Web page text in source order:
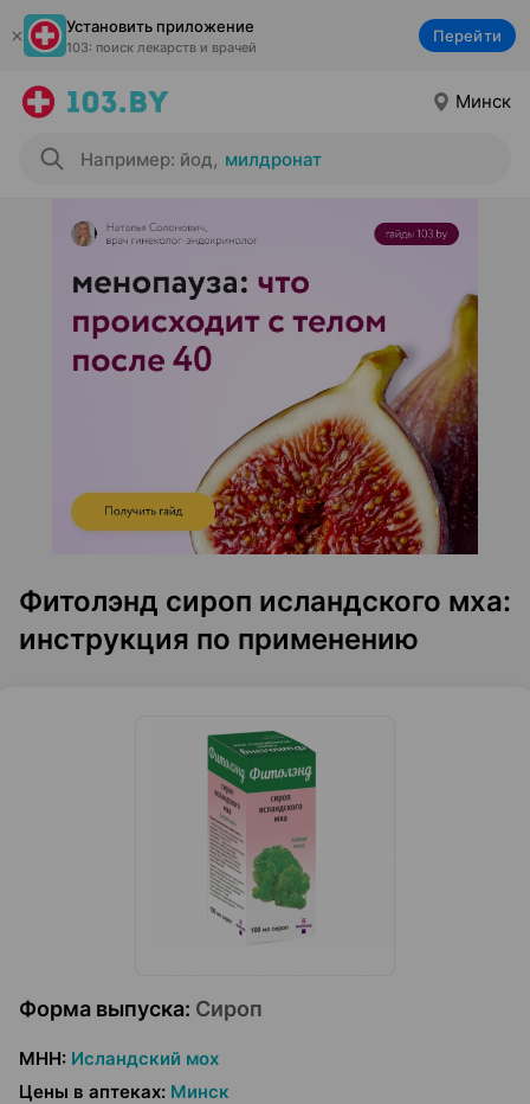
Установить приложение
103: поиск лекарств и врачей
Перейти
Минск
Например: йод, милдронат
Фитолэнд сироп исландского мха:
инструкция по применению
Форма выпуска: Сироп
МНН: Исландский мох
Цены в аптеках: Минск